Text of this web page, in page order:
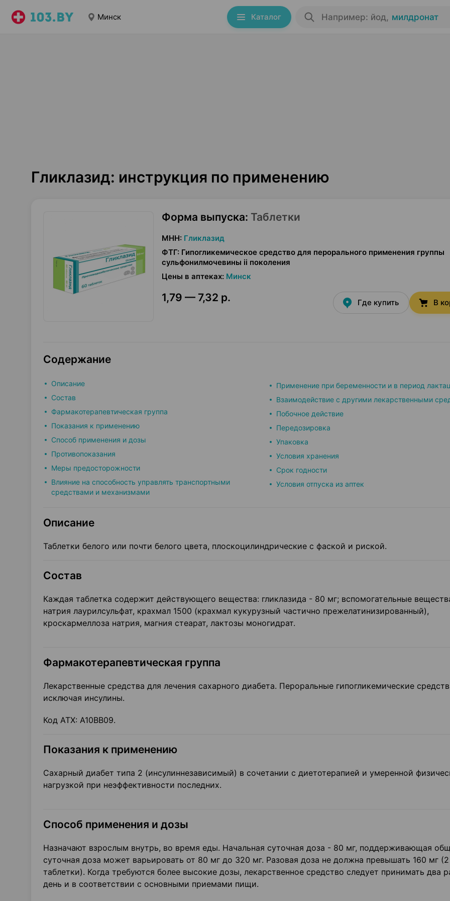
Минск Каталог Например: йод, милдронат
Гликлазид: инструкция по применению
Форма выпуска: Таблетки
МНН: Гликлазид
ФТГ: Гипогликемическое средство для перорального применения группы
сульфонилмочевины ii поколения
Цены в аптеках: Минск
1,79 — 7,32 р. Где купить В
Содержание
Описание
Состав
Фармакотерапевтическая группа
Показания к применению
Способ применения и дозы
Противопоказания
Меры предосторожности
Влияние на способность управлять транспортными
средствами и механизмами
Применение при беременности и в период
Взаимодействие с другими лекарственными
Побочное действие
Передозировка
Упаковка
Условия хранения
Срок годности
Условия отпуска из аптек
Описание
Таблетки белого или почти белого цвета, плоскоцилиндри­ческие с фаской и риской.
Состав
Каждая таблетка содержит действующего вещества: гликлазида - 80 мг; вспомогательные
натрия лаурилсульфат, крахмал 1500 (крахмал кукурузный частично прежелатинизированный),
кроскармеллоза натрия, магния стеарат, лактозы моногидрат.
Фармакотерапевтическая группа
Лекарственные средства для лечения сахарного диабета. Пероральные гипогликемические
исключая инсу­лины.
Код ATX: А10ВВ09.
Показания к применению
Сахарный диабет типа 2 (инсулиннезависимый) в сочетании с диетоте­рапией и умеренной
нагрузкой при неэффективности последних.
Способ применения и дозы
Назначают взрослым внутрь, во время еды. Начальная суточная доза - 80 мг, поддерживающая
суточная доза может варьировать от 80 мг до 320 мг. Разовая доза не должна превышать 160 мг (2
таблетки). Когда требу­ются более высокие дозы, лекарственное средство следует принимать два
день и в соответствии с основными приемами пищи.